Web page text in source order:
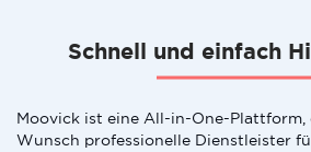
Schnell und einfach
Moovick ist eine All-in-One-Plattform,
Wunsch professionelle Dienstleister